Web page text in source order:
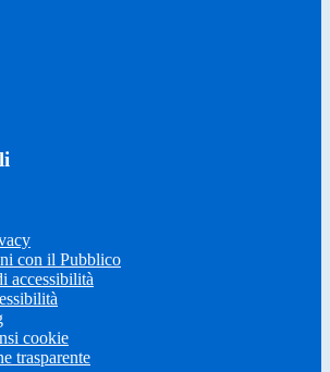
con il Pubblico
accessibilità
cookie
trasparente